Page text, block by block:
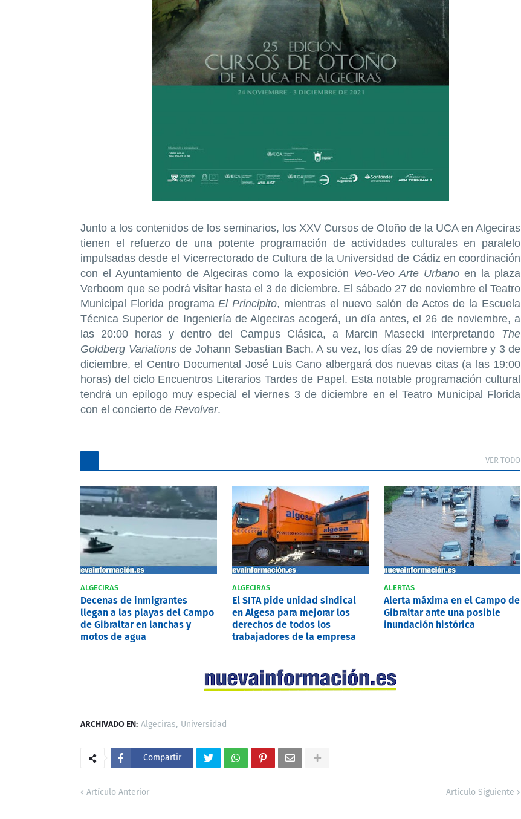
Junto a los contenidos de los seminarios, los XXV Cursos de Otoño de la UCA en Algeciras
tienen el refuerzo de una potente programación de actividades culturales en paralelo
impulsadas desde el Vicerrectorado de Cultura de la Universidad de Cádiz en coordinación
con el Ayuntamiento de Algeciras como la exposición Veo-Veo Arte Urbano en la plaza
Verboom que se podrá visitar hasta el 3 de diciembre. El sábado 27 de noviembre el Teatro
Municipal Florida programaEl Principito, mientras el nuevo salón de Actos de la Escuela
Técnica Superior de Ingeniería de Algeciras acogerá, un día antes, el 26 de noviembre, a
las 20:00 horas y dentro del Campus Clásica, a Marcin Masecki interpretando The
Goldberg Variationsde Johann Sebastian Bach. A su vez, los días 29 de noviembre y 3 de
diciembre, el Centro Documental José Luis Cano albergará dos nuevas citas (a las 19:00
horas) del ciclo Encuentros Literarios Tardes de Papel. Esta notable programación cultural
tendrá un epílogo muy especial el viernes 3 de diciembre en el Teatro Municipal Florida
con el concierto de Revolver.
VER TODO
ALGECIRAS
Decenas de inmigrantes
llegan a las playas del Campo
de Gibraltar en lanchas y
motos de agua
ALGECIRAS
El SITA pide unidad sindical
en Algesa para mejorar los
derechos de todos los
trabajadores de la empresa
ALERTAS
Alerta máxima en el Campo de
Gibraltar ante una posible
inundación histórica
ARCHIVADO EN: Algeciras Universidad
Compartir
Artículo Anterior Artículo Siguiente